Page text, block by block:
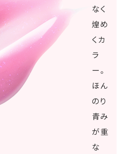
なく
煌め
くカ
ラ
ー。
ほん
のり
青み
が重
な